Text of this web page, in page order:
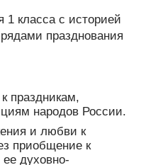
1 класса с историей
празднования
праздникам,
народов России.
и любви к
приобщение к
ее духовно-